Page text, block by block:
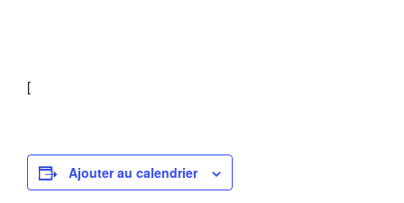
[
Ajouter au calendrier